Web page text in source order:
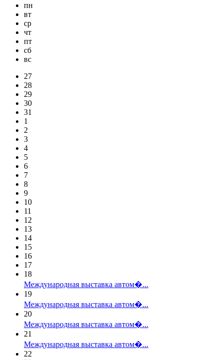
пн
вт
ср
чт
пт
сб
вс
27
28
29
30
31
1
2
3
4
5
6
7
8
9
10
11
12
13
14
15
16
17
18
Международная выставка автом�...
19
Международная выставка автом�...
20
Международная выставка автом�...
21
Международная выставка автом�...
22